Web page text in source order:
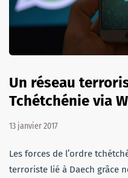
Un réseau
Tchétchénie via
13 janvier 2017
Les forces de l’ordre
terroriste lié à Daech grâce